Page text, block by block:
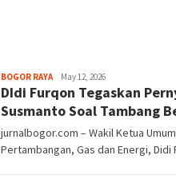
BOGOR RAYAAga
Alamanda
May 12, 2026
DIdi Furqon Tegaskan
Susmanto Soal Tambang
jurnalbogor.com – Wakil Ketua
Pertambangan, Gas dan Energi,